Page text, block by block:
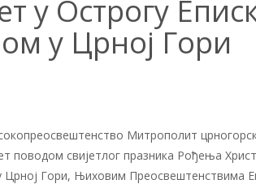
у Острогу
у Црној Гори
Митрополит
поводом свијетлог празника Рођења
у Црној Гори, Њиховим Преосвештенствима